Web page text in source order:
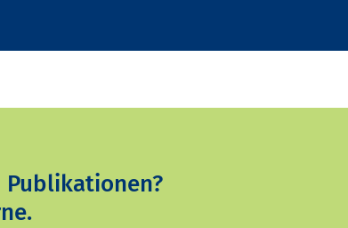
Publikationen?